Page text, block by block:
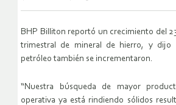
BHP Billiton reportó un crecimiento del
trimestral de mineral de hierro, y dijo
petróleo también se incrementaron.
“Nuestra búsqueda de mayor
operativa ya está rindiendo sólidos